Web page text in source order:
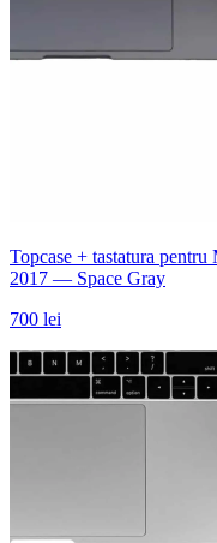
Topcase + tastatura
2017 — Space Gray
700 lei